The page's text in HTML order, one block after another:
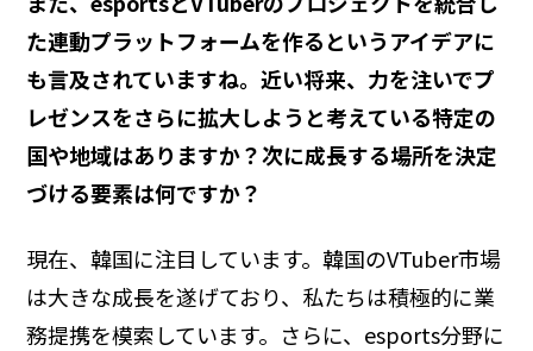
た連動プラットフォームを作るというアイデアに
も言及されていますね。近い将来、力を注いでプ
レゼンスをさらに拡大しようと考えている特定の
国や地域はありますか？次に成長する場所を決定
づける要素は何ですか？
現在、韓国に注目しています。韓国のVTuber市場
は大きな成長を遂げており、私たちは積極的に業
務提携を模索しています。さらに、esports分野に